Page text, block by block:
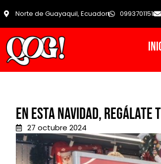
Norte de Guayaquil, Ecuador 0993701151
En esta Navidad,
27 octubre 2024